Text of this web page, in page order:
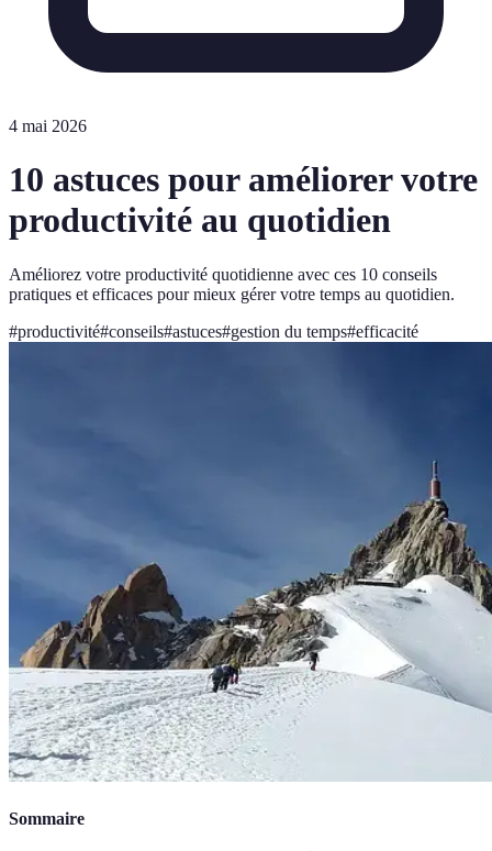
4 mai 2026
10 astuces pour améliorer votre
productivité au quotidien
Améliorez votre productivité quotidienne avec ces 10 conseils
pratiques et efficaces pour mieux gérer votre temps au quotidien.
#productivité#conseils#astuces#gestion du temps#efficacité
Sommaire